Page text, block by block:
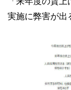
実施に弊害が出